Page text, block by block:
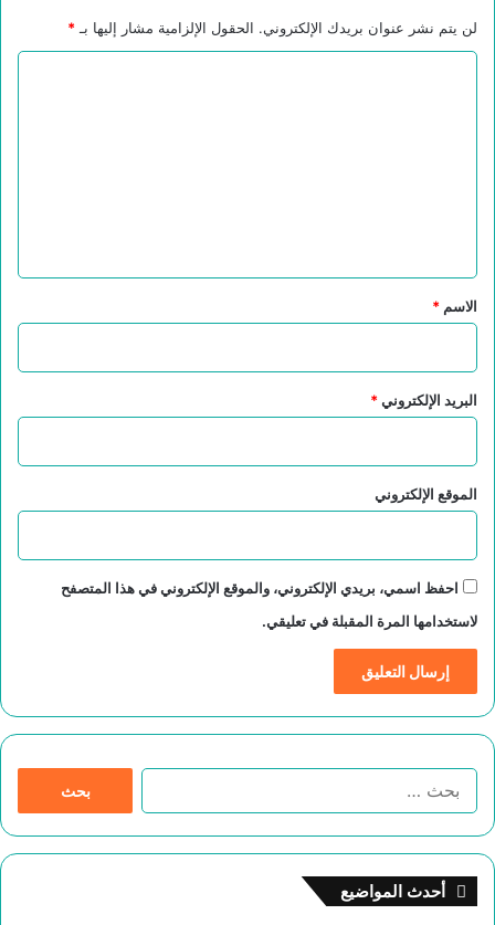
لن يتم نشر عنوان بريدك الإلكتروني. الحقول الإلزامية مشار إليها بـ*
*
الاسم *
البريد الإلكتروني*
الموقع الإلكتروني
احفظ اسمي، بريدي الإلكتروني، والموقع الإلكتروني في هذا المتصفح
لاستخدامها المرة المقبلة في تعليقي.
ح
أحدث المواضيع